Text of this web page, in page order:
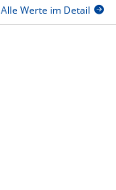
Alle Werte im Detail